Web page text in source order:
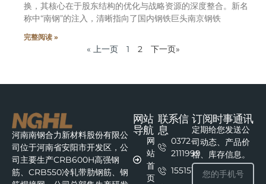
换，其核心在于股东结构的优化与战略资源的深度整合。新名
称中“南钢”的注入，清晰指向了国内钢铁巨头南京钢铁
完整阅读 »
« 上一页 1 2 下一页»
河南南钢合力新材料股份有限公
司位于河南省安阳市开发区，公
司主要生产CRB600H高强钢
筋、CRB550冷轧带肋钢筋、钢
网站
导航
网
站
首
页
联系信
息
0372-
2111999
15515111215
订阅时事通讯
定期给您发送公
司动态、产品价
格、库存信息。